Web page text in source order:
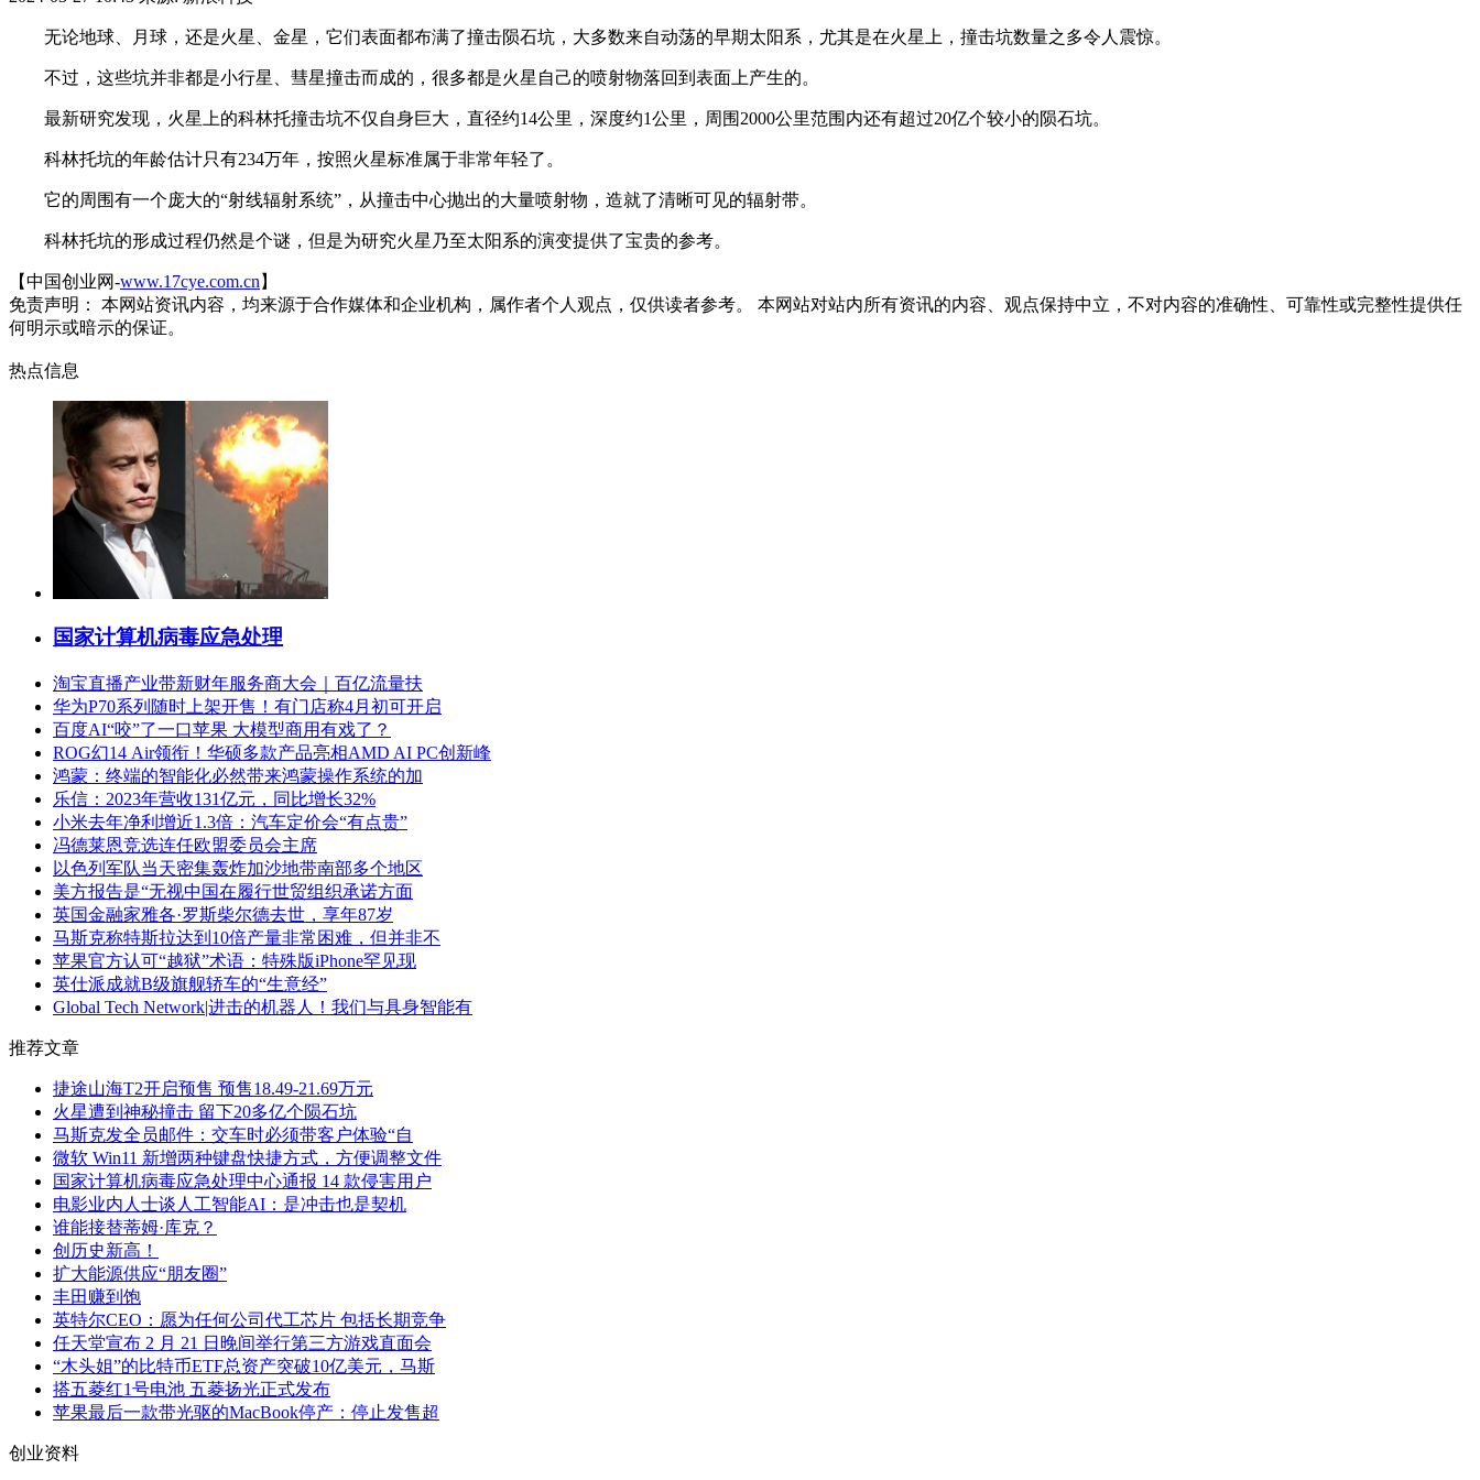
无论地球、月球，还是火星、金星，它们表面都布满了撞击陨石坑，大多数来自动荡的早期太阳系，尤其是在火星上，撞击坑数量之多令人震惊。
不过，这些坑并非都是小行星、彗星撞击而成的，很多都是火星自己的喷射物落回到表面上产生的。
最新研究发现，火星上的科林托撞击坑不仅自身巨大，直径约14公里，深度约1公里，周围2000公里范围内还有超过20亿个较小的陨石坑。
科林托坑的年龄估计只有234万年，按照火星标准属于非常年轻了。
它的周围有一个庞大的“射线辐射系统”，从撞击中心抛出的大量喷射物，造就了清晰可见的辐射带。
科林托坑的形成过程仍然是个谜，但是为研究火星乃至太阳系的演变提供了宝贵的参考。
【中国创业网-www.17cye.com.cn 】
免责声明： 本网站资讯内容，均来源于合作媒体和企业机构，属作者个人观点，仅供读者参考。 本网站对站内所有资讯的内容、观点保持中立，不对内容的准确性、可靠性或完整性提供任
何明示或暗示的保证。
热点信息
国家计算机病毒应急处理
淘宝直播产业带新财年服务商大会｜百亿流量扶
华为P70系列随时上架开售！有门店称4月初可开启
百度AI“咬”了一口苹果 大模型商用有戏了？
ROG幻14 Air领衔！华硕多款产品亮相AMD AI PC创新峰
鸿蒙：终端的智能化必然带来鸿蒙操作系统的加
乐信：2023年营收131亿元，同比增长32%
小米去年净利增近1.3倍：汽车定价会“有点贵”
冯德莱恩竞选连任欧盟委员会主席
以色列军队当天密集轰炸加沙地带南部多个地区
美方报告是“无视中国在履行世贸组织承诺方面
英国金融家雅各·罗斯柴尔德去世，享年87岁
马斯克称特斯拉达到10倍产量非常困难，但并非不
苹果官方认可“越狱”术语：特殊版iPhone罕见现
英仕派成就B级旗舰轿车的“生意经”
Global Tech Network|进击的机器人！我们与具身智能有
推荐文章
捷途山海T2开启预售 预售18.49-21.69万元
火星遭到神秘撞击 留下20多亿个陨石坑
马斯克发全员邮件：交车时必须带客户体验“自
微软 Win11 新增两种键盘快捷方式，方便调整文件
国家计算机病毒应急处理中心通报 14 款侵害用户
电影业内人士谈人工智能AI：是冲击也是契机
谁能接替蒂姆·库克？
创历史新高！
扩大能源供应“朋友圈”
丰田赚到饱
英特尔CEO：愿为任何公司代工芯片 包括长期竞争
任天堂宣布 2 月 21 日晚间举行第三方游戏直面会
“木头姐”的比特币ETF总资产突破10亿美元，马斯
搭五菱红1号电池 五菱扬光正式发布
苹果最后一款带光驱的MacBook停产：停止发售超
创业资料